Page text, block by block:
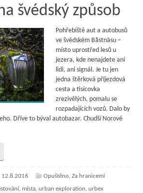
švédský způsob
Pohřebiště aut a autobusů
ve švédském Båstnäsu –
místo uprostřed lesů u
jezera, kde nenajdete ani
lidi, ani signál. Je tu jen
jedna štěrková příjezdová
cesta a tisícovka
zrezivělých, pomalu se
rozpadajících vozů. Dalo by
Dříve to býval autobazar. Chudší Norové
12.8.2016 Opuštěno, Za hranicemi
, místa, urban exploration, urbex